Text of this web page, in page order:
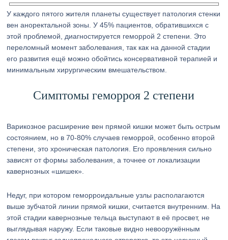
У каждого пятого жителя планеты существует патология стенки
вен аноректальной зоны. У 45% пациентов, обратившихся с
этой проблемой, диагностируется геморрой 2 степени. Это
переломный момент заболевания, так как на данной стадии
его развития ещё можно обойтись консервативной терапией и
минимальным хирургическим вмешательством.
Симптомы геморроя 2 степени
Варикозное расширение вен прямой кишки может быть острым
состоянием, но в 70-80% случаев геморрой, особенно второй
степени, это хроническая патология. Его проявления сильно
зависят от формы заболевания, а точнее от локализации
кавернозных «шишек».
Недуг, при котором геморроидальные узлы располагаются
выше зубчатой линии прямой кишки, считается внутренним. На
этой стадии кавернозные тельца выступают в её просвет, не
выглядывая наружу. Если таковые видно невооружённым